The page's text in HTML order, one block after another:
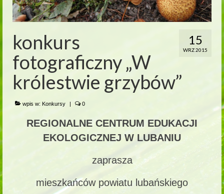
15
WRZ 2015
konkurs
fotograficzny „W
królestwie grzybów”
wpis w: Konkursy | 0
REGIONALNE CENTRUM EDUKACJI
EKOLOGICZNEJ W LUBANIU
zaprasza
mieszkańców powiatu lubańskiego